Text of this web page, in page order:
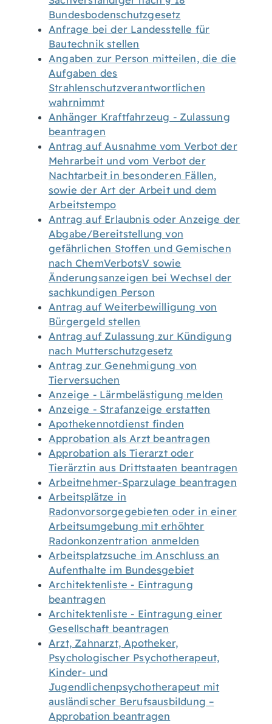
Bundesbodenschutzgesetz
Anfrage bei der Landesstelle für
Bautechnik stellen
Angaben zur Person mitteilen, die die
Aufgaben des
Strahlenschutzverantwortlichen
wahrnimmt
Anhänger Kraftfahrzeug - Zulassung
beantragen
Antrag auf Ausnahme vom Verbot der
Mehrarbeit und vom Verbot der
Nachtarbeit in besonderen Fällen,
sowie der Art der Arbeit und dem
Arbeitstempo
Antrag auf Erlaubnis oder Anzeige der
Abgabe/Bereitstellung von
gefährlichen Stoffen und Gemischen
nach ChemVerbotsV sowie
Änderungsanzeigen bei Wechsel der
sachkundigen Person
Antrag auf Weiterbewilligung von
Bürgergeld stellen
Antrag auf Zulassung zur Kündigung
nach Mutterschutzgesetz
Antrag zur Genehmigung von
Tierversuchen
Anzeige - Lärmbelästigung melden
Anzeige - Strafanzeige erstatten
Apothekennotdienst finden
Approbation als Arzt beantragen
Approbation als Tierarzt oder
Tierärztin aus Drittstaaten beantragen
Arbeitnehmer-Sparzulage beantragen
Arbeitsplätze in
Radonvorsorgegebieten oder in einer
Arbeitsumgebung mit erhöhter
Radonkonzentration anmelden
Arbeitsplatzsuche im Anschluss an
Aufenthalte im Bundesgebiet
Architektenliste - Eintragung
beantragen
Architektenliste - Eintragung einer
Gesellschaft beantragen
Arzt, Zahnarzt, Apotheker,
Psychologischer Psychotherapeut,
Kinder- und
Jugendlichenpsychotherapeut mit
ausländischer Berufsausbildung –
Approbation beantragen